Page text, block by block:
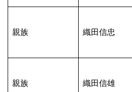
親族 織田信忠
親族 織田信雄